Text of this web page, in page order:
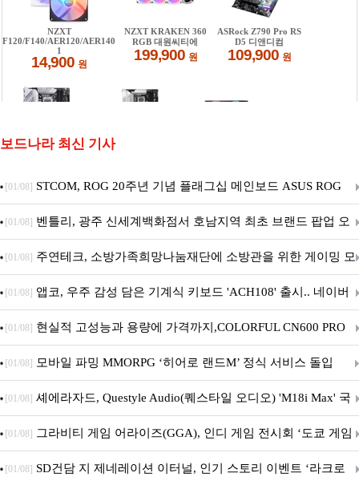
보드나라 최신 기사
[01/08] STCOM, ROG 20주년 기념 플래그십 메인보드 ASUS ROG
Crosshair X870E EDITION 20 국내 출시 예정
[01/08] 벤틀리, 광주 신세계백화점서 호남지역 최초 브랜드 팝업 오
픈
[01/08] 주연테크, 소방가족희망나눔재단에 소방관을 위한 게이밍 모
니터·스마트 펫 침대 기부
[01/08] 앱코, 우주 감성 담은 기계식 키보드 'ACH108' 출시.. 네이버
브랜드데이 기획전 진행
[01/08] 현실적 고성능과 용량에 가격까지,COLORFUL CN600 PRO
M.2 NVMe 디앤디컴 1TB
[01/08] 모바일 파밍 MMORPG ‘히어로 랜드M’ 정식 서비스 돌입
[01/08] 셰에라자드, Questyle Audio(퀘스타일 오디오) 'M18i Max' 국
내 정식 출시
[01/08] 그라비티 게임 어라이즈(GGA), 인디 게임 전시회 ‘도쿄 게임
던전 13’ 참가!
[01/08] SD건담 지 제네레이션 이터널, 인기 스토리 이벤트 ‘라크로